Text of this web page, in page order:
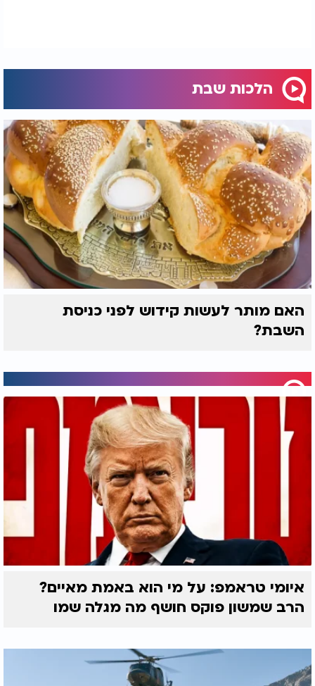
הלכות שבת
האם מותר לעשות קידוש לפני כניסת
השבת?
איומי טראמפ: על מי הוא באמת מאיים?
הרב שמשון פוקס חושף מה מגלה שמו